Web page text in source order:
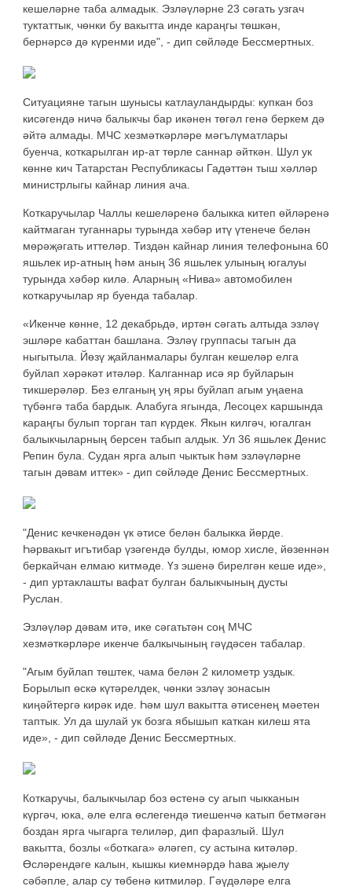
кешеләрне таба алмадык. Эзләүләрне 23 сәгать узгач
туктаттык, чөнки бу вакытта инде караңгы төшкән,
бернәрсә дә күренми иде", - дип сөйләде Бессмертных.
Ситуацияне тагын шунысы катлауландырды: купкан боз
кисәгендә ничә балыкчы бар икәнен төгәл генә беркем дә
әйтә алмады. МЧС хезмәткәрләре мәгълүматлары
буенча, коткарылган ир-ат төрле саннар әйткән. Шул ук
көнне кич Татарстан Республикасы Гадәттән тыш хәлләр
министрлыгы кайнар линия ача.
Коткаручылар Чаллы кешеләренә балыкка китеп өйләренә
кайтмаган туганнары турында хәбәр итү үтенече белән
мөрәҗәгать иттеләр. Тиздән кайнар линия телефонына 60
яшьлек ир-атның һәм аның 36 яшьлек улының югалуы
турында хәбәр килә. Аларның «Нива» автомобилен
коткаручылар яр буенда табалар.
«Икенче көнне, 12 декабрьдә, иртән сәгать алтыда эзләү
эшләре кабаттан башлана. Эзләү группасы тагын да
ныгытыла. Йөзү җайланмалары булган кешеләр елга
буйлап хәрәкәт итәләр. Калганнар исә яр буйларын
тикшерәләр. Без елганың уң яры буйлап агым уңаена
түбәнгә таба бардык. Алабуга ягында, Лесоцех каршында
караңгы булып торган тап күрдек. Якын килгәч, югалган
балыкчыларның берсен табып алдык. Ул 36 яшьлек Денис
Репин була. Судан ярга алып чыктык һәм эзләүләрне
тагын дәвам иттек» - дип сөйләде Денис Бессмертных.
"Денис кечкенәдән үк әтисе белән балыкка йөрде.
Һәрвакыт игътибар үзәгендә булды, юмор хисле, йөзеннән
беркайчан елмаю китмәде. Үз эшенә бирелгән кеше иде»,
- дип уртаклашты вафат булган балыкчының дусты
Руслан.
Эзләүләр дәвам итә, ике сәгатьтән соң МЧС
хезмәткәрләре икенче балкычының гәүдәсен табалар.
"Агым буйлап төштек, чама белән 2 километр уздык.
Борылып өскә күтәрелдек, чөнки эзләү зонасын
киңәйтергә кирәк иде. Һәм шул вакытта әтисенең мәетен
таптык. Ул да шулай ук бозга ябышып каткан килеш ята
иде», - дип сөйләде Денис Бессмертных.
Коткаручы, балыкчылар боз өстенә су агып чыкканын
күргәч, юка, әле елга өслегендә тиешенчә катып бетмәгән
боздан ярга чыгарга телиләр, дип фаразлый. Шул
вакытта, бозлы «боткага» әләгеп, су астына китәләр.
Өсләрендәге калын, кышкы киемнәрдә һава җыелу
сәбәпле, алар су төбенә китмиләр. Гәүдәләре елга